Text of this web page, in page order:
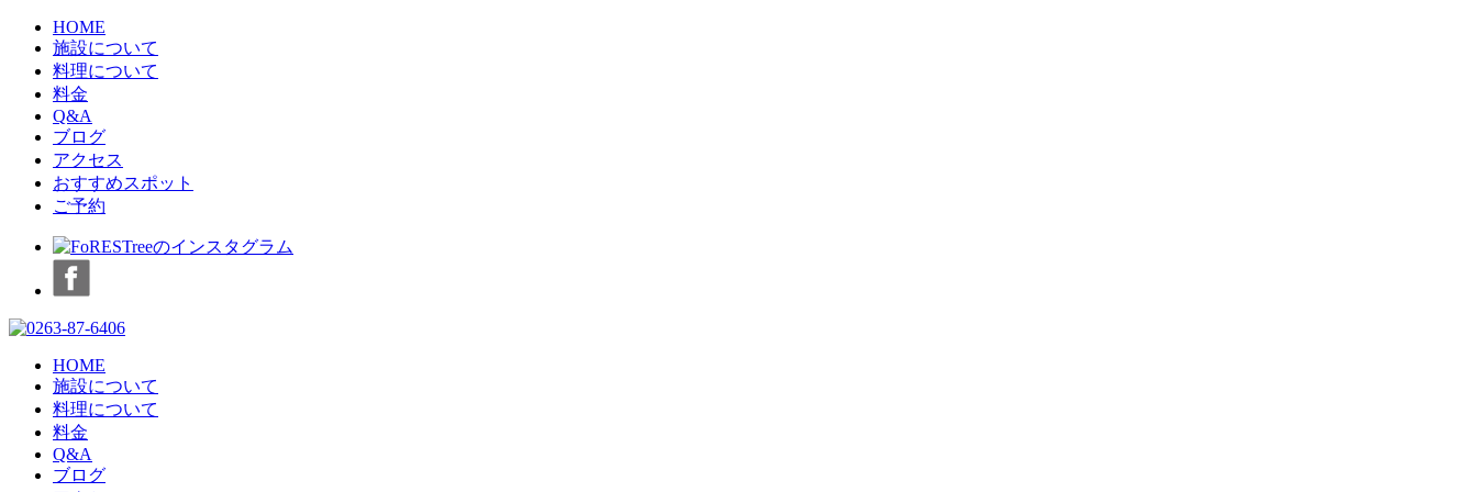
HOME
施設について
料理について
料金
Q&A
ブログ
アクセス
おすすめスポット
ご予約
HOME
施設について
料理について
料金
Q&A
ブログ